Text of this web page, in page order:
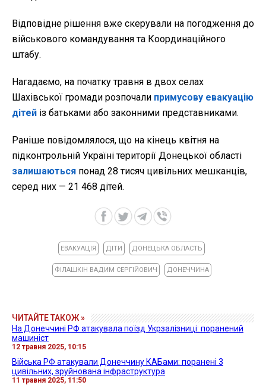
Відповідне рішення вже скерували на погодження до
військового командування та Координаційного
штабу.
Нагадаємо, на початку травня в двох селах
Шахівської громади розпочали примусову евакуацію
дітей із батьками або законними представниками.
Раніше повідомлялося, що на кінець квітня на
підконтрольній Україні території Донецької області
залишаються понад 28 тисяч цивільних мешканців,
серед них — 21 468 дітей.
ЕВАКУАЦІЯ ДІТИ ДОНЕЦЬКА ОБЛАСТЬ
ФІЛАШКІН ВАДИМ СЕРГІЙОВИЧ ДОНЕЧЧИНА
ЧИТАЙТЕ ТАКОЖ »
На Донеччині РФ атакувала поїзд Укрзалізниці: поранений
машиніст
12 травня 2025, 10:15
Війська РФ атакували Донеччину КАБами: поранені 3
цивільних, зруйнована інфраструктура
11 травня 2025, 11:50